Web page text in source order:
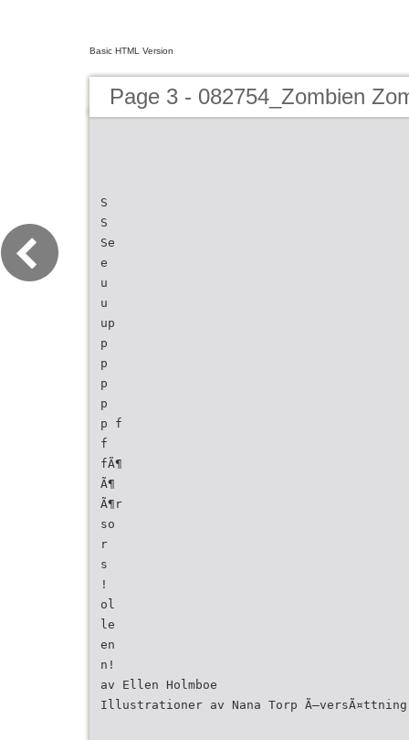
Basic HTML Version
Page 3 - 082754_Zombien
S
S
Se
e
u
u
up
p
p
p
p
p f
f
fÃ¶
Ã¶
Ã¶r
so
r
s
!
ol
le
en
n!
av Ellen Holmboe
Illustrationer av Nana Torp